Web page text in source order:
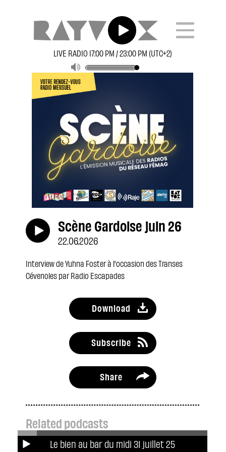
LIVE RADIO 17:00 PM / 23:00 PM (UTC+2)
Le bien au bar du midi 31 juillet 25
Scène Gardoise juin 26
22.06.2026
Interview de Yuhna Foster à l'occasion des Transes
Cévenoles par Radio Escapades
Download
Subscribe
Share
Related podcasts